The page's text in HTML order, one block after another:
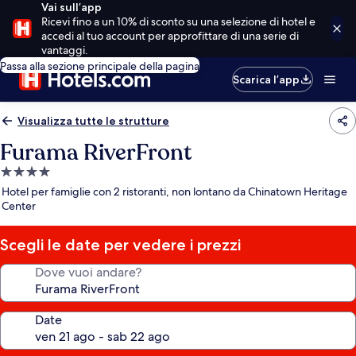
Vai sull’app
Ricevi fino a un 10% di sconto su una selezione di hotel e
accedi al tuo account per approfittare di una serie di
vantaggi.
Passa alla sezione principale della pagina
Scarica l’app
Visualizza tutte le strutture
Furama RiverFront
Struttura
a
4.0
stelle
Hotel per famiglie con 2 ristoranti, non lontano da Chinatown Heritage
Center
Scegli le date per vedere i prezzi
Dove vuoi andare?
Date